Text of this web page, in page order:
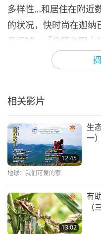
多样性…和居住在附近
的状况，快时尚在迦纳
圾问题。「估算有四
埋场。这些衣服之后从
根据研究，至二○五○年
是穿着合成衣服，就造
估计，海洋中三十五％
胶微粒对鱼族人、其他
如今，它们也出现在我
在一场与我们会员的国
者）建议我们节约使用
真的不需要那么多。当
相关影片
12:45
生
一）
地球：我们可爱的家
13:02
有
（